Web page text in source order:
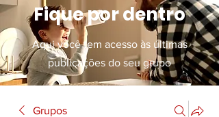
Fique por dentro
Aqui você tem acesso às últimas
publicações do seu grupo
Grupos